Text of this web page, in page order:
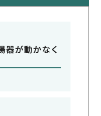
器が動かなく